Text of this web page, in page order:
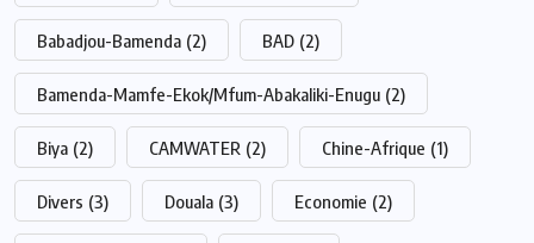
Babadjou-Bamenda (2) BAD (2)
Bamenda-Mamfe-Ekok/Mfum-Abakaliki-Enugu (2)
Biya (2) CAMWATER (2) Chine-Afrique (1)
Divers (3) Douala (3) Economie (2)